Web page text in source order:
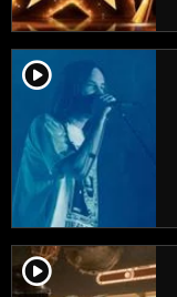
player2
player2